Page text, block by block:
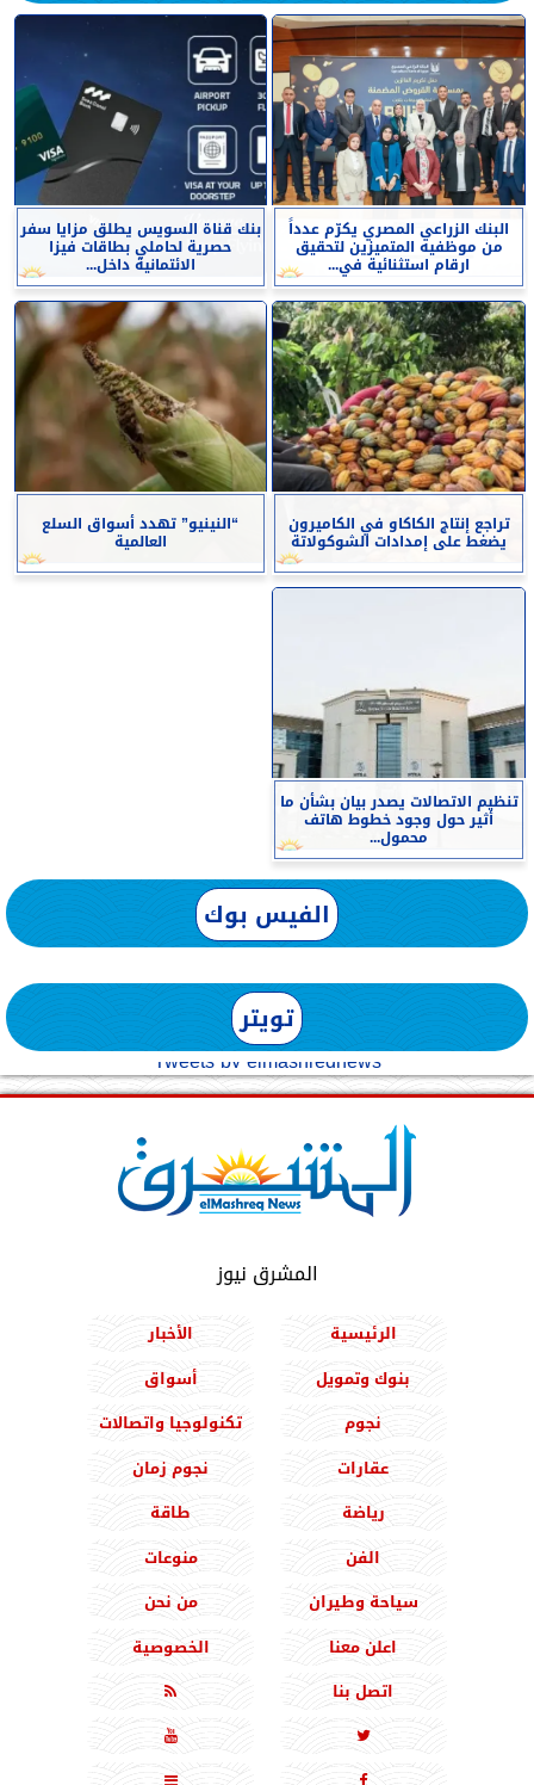
البنك الزراعي المصري يكرّم عدداً
من موظفيه المتميزين لتحقيق
ارقام استثنائية في...
بنك قناة السويس يطلق مزايا سفر
حصرية لحاملي بطاقات فيزا
الائتمانية داخل...
تراجع إنتاج الكاكاو في الكاميرون
يضغط على إمدادات الشوكولاتة
“النينيو” تهدد أسواق السلع
العالمية
تنظيم الاتصالات يصدر بيان بشأن ما
أثير حول وجود خطوط هاتف
محمول...
الفيس بوك
تويتر
Tweets by elmashreqnews
المشرق نيوز
الرئيسية
الأخبار
بنوك وتمويل
أسواق
نجوم
تكنولوجيا واتصالات
عقارات
نجوم زمان
رياضة
طاقة
الفن
منوعات
سياحة وطيران
من نحن
اعلن معنا
الخصوصية
اتصل بنا


